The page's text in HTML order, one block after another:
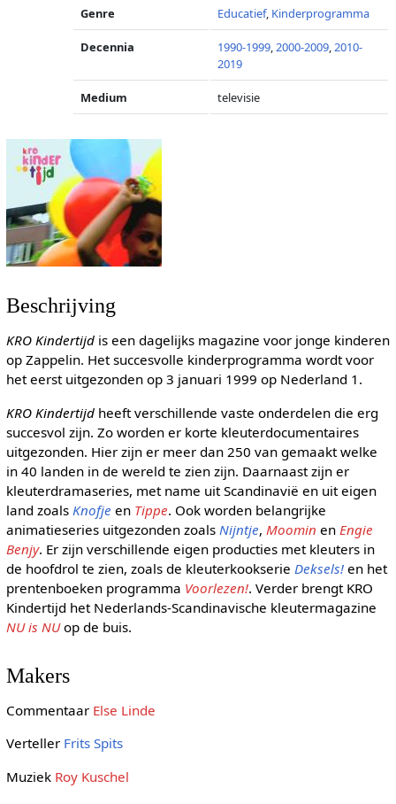
Genre Educatief, Kinderprogramma
Decennia 1990-1999,2000-2009,2010-
2019
Medium televisie
Beschrijving
KRO Kindertijdis een dagelijks magazine voor jonge kinderen
op Zappelin. Het succesvolle kinderprogramma wordt voor
het eerst uitgezonden op 3 januari 1999 op Nederland 1.
KRO Kindertijdheeft verschillende vaste onderdelen die erg
succesvol zijn. Zo worden er korte kleuterdocumentaires
uitgezonden. Hier zijn er meer dan 250 van gemaakt welke
in 40 landen in de wereld te zien zijn. Daarnaast zijn er
kleuterdramaseries, met name uit Scandinavië en uit eigen
land zoals Knofje en Tippe. Ook worden belangrijke
animatieseries uitgezonden zoals Nijntje, Moomin en Engie
Benjy. Er zijn verschillende eigen producties met kleuters in
de hoofdrol te zien, zoals de kleuterkookserie Deksels!en het
prentenboeken programma Voorlezen!. Verder brengt KRO
Kindertijd het Nederlands-Scandinavische kleutermagazine
NU is NUop de buis.
Makers
Commentaar Else Linde
Verteller Frits Spits
Muziek Roy Kuschel